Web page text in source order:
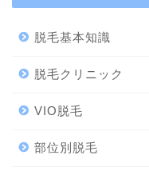
脱毛基本知識
脱毛クリニック
VIO脱毛
部位別脱毛